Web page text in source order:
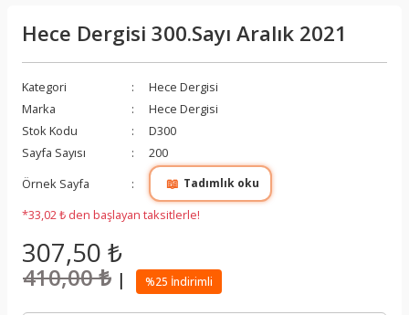
Hece Dergisi 300.Sayı Aralık 2021
Kategori
Hece Dergisi
Marka
Hece Dergisi
Stok Kodu
D300
Sayfa Sayısı
200
Örnek Sayfa
📖 Tadımlık oku
*33,02 ₺ den başlayan taksitlerle!
307,50 ₺
410,00 ₺ | %25 İndirimli